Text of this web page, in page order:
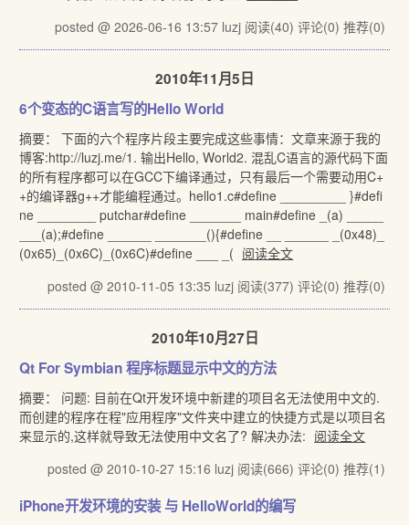
posted @ 2026-06-16 13:57 luzj 阅读(40) 评论(0) 推荐(0)
2010年11月5日
6个变态的C语言写的Hello World
摘要： 下面的六个程序片段主要完成这些事情：文章来源于我的
博客:http://luzj.me/1. 输出Hello, World2. 混乱C语言的源代码下面
的所有程序都可以在GCC下编译通过，只有最后一个需要动用C+
+的编译器g++才能编程通过。hello1.c#define _________ }#defi
ne ________ putchar#define _______ main#define _(a) _____
___(a);#define ______ _______(){#define __ ______ _(0x48)_
(0x65)_(0x6C)_(0x6C)#define ___ _( 阅读全文
posted @ 2010-11-05 13:35 luzj 阅读(377) 评论(0) 推荐(0)
2010年10月27日
Qt For Symbian 程序标题显示中文的方法
摘要： 问题: 目前在Qt开发环境中新建的项目名无法使用中文的.
而创建的程序在程"应用程序"文件夹中建立的快捷方式是以项目名
来显示的,这样就导致无法使用中文名了? 解决办法: 阅读全文
posted @ 2010-10-27 15:16 luzj 阅读(666) 评论(0) 推荐(1)
iPhone开发环境的安装 与 HelloWorld的编写